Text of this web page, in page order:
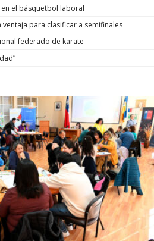
el básquetbol laboral
ventaja para clasificar a semifinales
federado de karate